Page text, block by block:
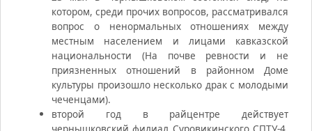
котором, среди прочих вопросов, рассматривался
вопрос о ненормальных отношениях между
местным населением и лицами кавказской
национальности (На почве ревности и не
приязненных отношений в районном Доме
культуры произошло несколько драк с молодыми
чеченцами).
второй год в райцентре действует